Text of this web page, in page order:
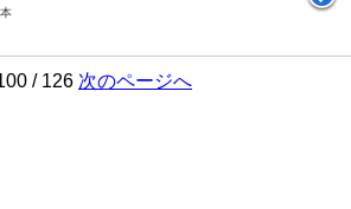
/ 126 次のページへ